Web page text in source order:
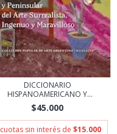
DICCIONARIO
HISPANOAMERICANO Y
PENINSULA...
$45.000
cuotas sin interés de $15.000